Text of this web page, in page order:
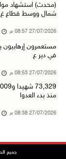
(محدث) استشهاد
شمال ووسط قطاع غ
27/07/2026 08:57 م
مستعمرون إرهابيون
في دير ع
27/07/2026 08:53 م
منذ بدء العدوا
27/07/2026 08:38 م
جميع